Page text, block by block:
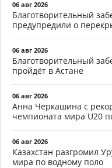
06 авг 2026
Благотворительный
предупредили о
06 авг 2026
Благотворительный
пройдёт в Астане
06 авг 2026
Анна Черкашина с
чемпионата мира U20
06 авг 2026
Казахстан разгромил
мира по водному поло